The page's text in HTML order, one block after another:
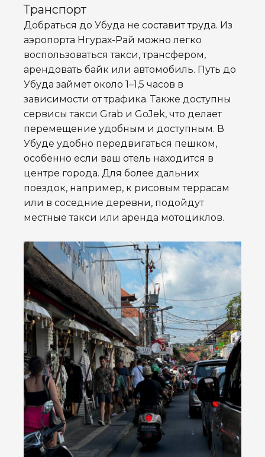
Транспорт
Добраться до Убуда не составит труда. Из
аэропорта Нгурах-Рай можно легко
воспользоваться такси, трансфером,
арендовать байк или автомобиль. Путь до
Убуда займет около 1–1,5 часов в
зависимости от трафика. Также доступны
сервисы такси Grab и GoJek, что делает
перемещение удобным и доступным. В
Убуде удобно передвигаться пешком,
особенно если ваш отель находится в
центре города. Для более дальних
поездок, например, к рисовым террасам
или в соседние деревни, подойдут
местные такси или аренда мотоциклов.